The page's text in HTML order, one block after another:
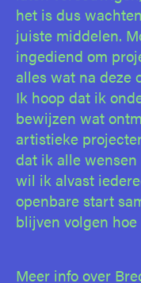
het is dus
juiste middelen.
ingediend om
alles wat na deze
Ik hoop dat ik
bewijzen wat
artistieke
dat ik alle
wil ik alvast
openbare start
blijven volgen
Meer info over